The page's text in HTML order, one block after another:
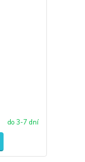
do 3-7 dní